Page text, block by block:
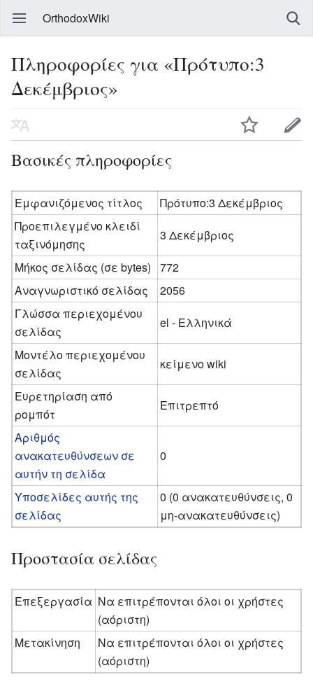
OrthodoxWiki
Πληροφορίες για «Πρότυπο:3
Δεκέμβριος»
Βασικές πληροφορίες
Εμφανιζόμενος τίτλος
Πρότυπο:3 Δεκέμβριος
Προεπιλεγμένο κλειδί
ταξινόμησης
3 Δεκέμβριος
Μήκος σελίδας (σε bytes)
772
Αναγνωριστικό σελίδας
2056
Γλώσσα περιεχομένου
σελίδας
el - Ελληνικά
Μοντέλο περιεχομένου
σελίδας
κείμενο wiki
Ευρετηρίαση από
ρομπότ
Επιτρεπτό
Αριθμός
ανακατευθύνσεων σε
αυτήν τη σελίδα
0
Υποσελίδες αυτής της
σελίδας
0 (0 ανακατευθύνσεις, 0
μη-ανακατευθύνσεις)
Προστασία σελίδας
Επεξεργασία Να επιτρέπονται όλοι οι χρήστες
(αόριστη)
Μετακίνηση
Να επιτρέπονται όλοι οι χρήστες
(αόριστη)